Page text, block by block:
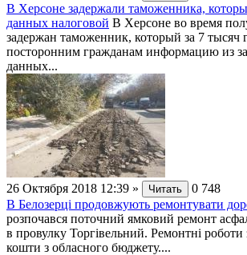
В Херсоне задержали таможенника,
данных налоговой В Херсоне во время
задержан таможенник, который за 7 тысяч
посторонним гражданам информацию из
данных...
26 Октября 2018 12:39 » Читать 0 748
В Белозерці продовжують ремонтувати
розпочався поточний ямковий ремонт
в провулку Торгівельний. Ремонтні роботи
кошти з обласного бюджету....